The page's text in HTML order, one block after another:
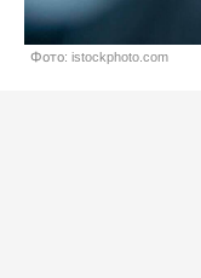
Фото: istockphoto.com